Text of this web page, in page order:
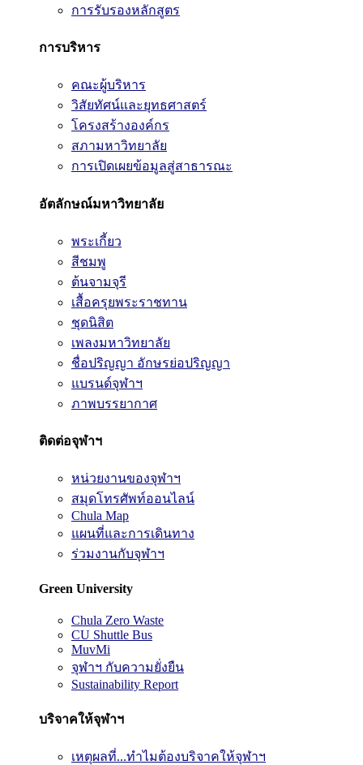
การรับรองหลักสูตร
การบริหาร
คณะผู้บริหาร
วิสัยทัศน์และยุทธศาสตร์
โครงสร้างองค์กร
สภามหาวิทยาลัย
การเปิดเผยข้อมูลสู่สาธารณะ
อัตลักษณ์มหาวิทยาลัย
พระเกี้ยว
สีชมพู
ต้นจามจุรี
เสื้อครุยพระราชทาน
ชุดนิสิต
เพลงมหาวิทยาลัย
ชื่อปริญญา อักษรย่อปริญญา
แบรนด์จุฬาฯ
ภาพบรรยากาศ
ติดต่อจุฬาฯ
หน่วยงานของจุฬาฯ
สมุดโทรศัพท์ออนไลน์
Chula Map
แผนที่และการเดินทาง
ร่วมงานกับจุฬาฯ
Green University
Chula Zero Waste
CU Shuttle Bus
MuvMi
จุฬาฯ กับความยั่งยืน
Sustainability Report
บริจาคให้จุฬาฯ
เหตุผลที่...ทำไมต้องบริจาคให้จุฬาฯ